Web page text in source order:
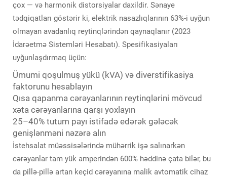
çox — və harmonik distorsiyalar daxildir. Sənaye
tədqiqatları göstərir ki, elektrik nasazlıqlarının 63%-i uyğun
olmayan avadanlıq reytinqlərindən qaynaqlanır (2023
İdarəetmə Sistemləri Hesabatı). Spesifikasiyaları
uyğunlaşdırmaq üçün:
Ümumi qoşulmuş yükü (kVA) və diverstifikasiya
faktorunu hesablayın
Qısa qapanma cərəyanlarının reytinqlərini mövcud
xəta cərəyanlarına qarşı yoxlayın
25–40% tutum payı istifadə edərək gələcək
genişlənməni nəzərə alın
İstehsalat müəssisələrində mühərrik işə salınarkən
cərəyanlar tam yük amperindən 600% həddinə çata bilər, bu
da pillə-pillə artan keçid cərəyanına malik avtomatik cihaz